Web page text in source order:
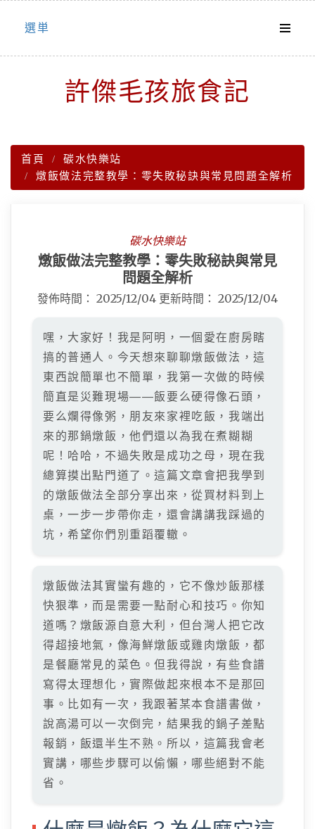
Skip
選単
許傑毛孩旅食記
首頁
碳水快樂站
燉飯做法完整教學：零失敗秘訣與常見問題全解析
碳水快樂站
燉飯做法完整教學：零失敗秘訣與常見
問題全解析
發佈時間： 2025/12/04 更新時間： 2025/12/04
嘿，大家好！我是阿明，一個愛在廚房瞎
搞的普通人。今天想來聊聊燉飯做法，這
東西說簡單也不簡單，我第一次做的時候
簡直是災難現場——飯要么硬得像石頭，
要么爛得像粥，朋友來家裡吃飯，我端出
來的那鍋燉飯，他們還以為我在煮糊糊
呢！哈哈，不過失敗是成功之母，現在我
總算摸出點門道了。這篇文章會把我學到
的燉飯做法全部分享出來，從買材料到上
桌，一步一步帶你走，還會講講我踩過的
坑，希望你們別重蹈覆轍。
燉飯做法其實蠻有趣的，它不像炒飯那樣
快狠準，而是需要一點耐心和技巧。你知
道嗎？燉飯源自意大利，但台灣人把它改
得超接地氣，像海鮮燉飯或雞肉燉飯，都
是餐廳常見的菜色。但我得說，有些食譜
寫得太理想化，實際做起來根本不是那回
事。比如有一次，我跟著某本食譜書做，
說高湯可以一次倒完，結果我的鍋子差點
報銷，飯還半生不熟。所以，這篇我會老
實講，哪些步驟可以偷懶，哪些絕對不能
省。